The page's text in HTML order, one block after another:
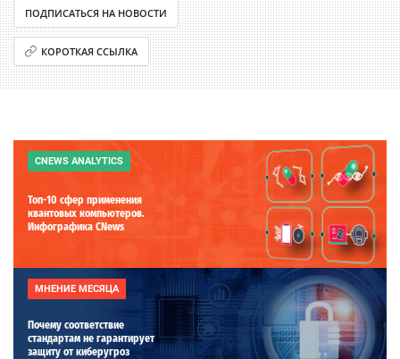
ПОДПИСАТЬСЯ НА НОВОСТИ
КОРОТКАЯ ССЫЛКА
CNEWS ANALYTICS
Топ-10 сфер применения
квантовых компьютеров.
Инфографика CNews
МНЕНИЕ МЕСЯЦА
Почему соответствие
стандартам не гарантирует
защиту от киберугроз